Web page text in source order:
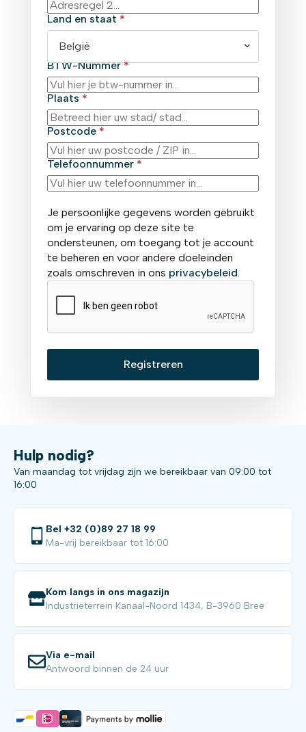
Land en staat *
België
BTW-Nummer*
Plaats *
Postcode *
Telefoonnummer *
Je persoonlijke gegevens worden gebruikt
om je ervaring op deze site te
ondersteunen, om toegang tot je account
te beheren en voor andere doeleinden
zoals omschreven in ons privacybeleid
Registreren
Hulp nodig?
Van maandag tot vrijdag zijn we bereikbaar van 09:00 tot
16:00
Bel +32 (0)89 27 18 99
Ma-vrij bereikbaar tot 16:00
Kom langs in ons magazijn
Industrieterrein Kanaal-Noord 1434, B-3960 Bree
Via e-mail
Antwoord binnen de 24 uur